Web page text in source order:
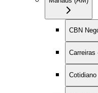
CBN
Carreiras